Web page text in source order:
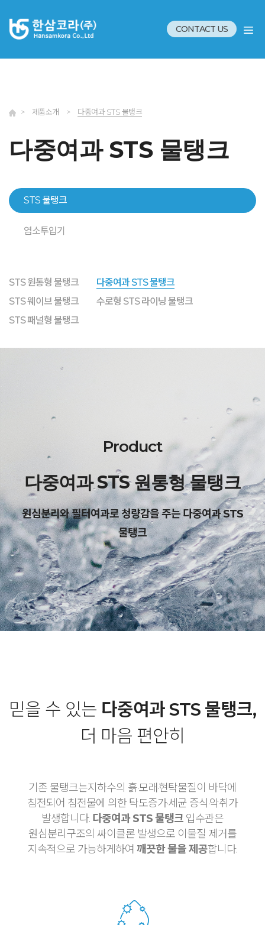
CONTACT US
> 제품소개 > 다중여과 STS 물탱크
다중여과 STS 물탱크
STS 물탱크
염소투입기
STS 원통형 물탱크
다중여과 STS 물탱크
STS 웨이브 물탱크
수로형 STS 라이닝 물탱크
STS 패널형 물탱크
Product
다중여과 STS 원통형 물탱크
원심분리와 필터여과로 청량감을 주는 다중여과 STS
물탱크
믿을 수 있는 다중여과 STS 물탱크,
더 마음 편안히
기존 물탱크는지하수의 흙·모래·현탁물질이 바닥에
침전되어 침전물에 의한 탁도증가·세균 증식·악취가
발생합니다. 다중여과 STS 물탱크 입수관은
원심분리구조의 싸이클론 발생으로 이물질 제거를
지속적으로 가능하게하여 깨끗한 물을 제공합니다.